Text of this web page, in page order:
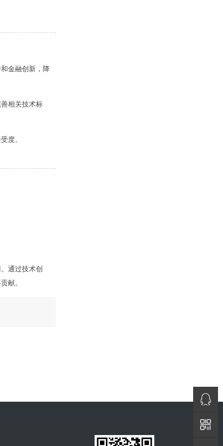
金融创新，降
相关技术标
度。
通过技术创
献。
QQ咨询